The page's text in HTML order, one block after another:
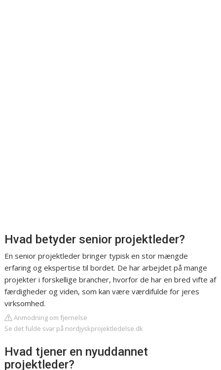
Hvad betyder senior projektleder?
En senior projektleder bringer typisk en stor mængde
erfaring og ekspertise til bordet. De har arbejdet på mange
projekter i forskellige brancher, hvorfor de har en bred vifte af
færdigheder og viden, som kan være værdifulde for jeres
virksomhed.
Anmodning om fjernelse
Se det fulde svar på nordjyskprojektledelse.dk
Hvad tjener en nyuddannet
projektleder?